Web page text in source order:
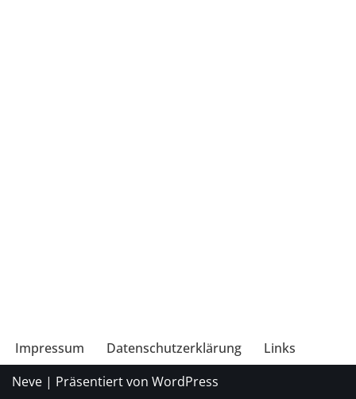
Impressum Datenschutzerklärung
Links
Neve | Präsentiert von WordPress